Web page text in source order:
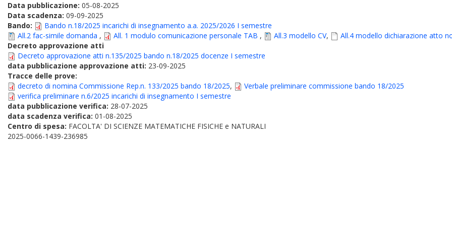
Data pubblicazione: 05-08-2025
Data scadenza: 09-09-2025
Bando:
Bando n.18/2025 incarichi di insegnamento a.a. 2025/2026 I semestre
All.2 fac-simile domanda , All. 1 modulo comunicazione personale TAB , All.3 modello CV,
All.4 modello dichiarazione atto
Decreto approvazione atti
Decreto approvazione atti n.135/2025 bando n.18/2025 docenze I semestre
data pubblicazione approvazione atti: 23-09-2025
Tracce delle prove:
decreto di nomina Commissione Rep.n. 133/2025 bando 18/2025,
Verbale preliminare commissione bando 18/2025
verifica preliminare n.6/2025 incarichi di insegnamento I semestre
data pubblicazione verifica: 28-07-2025
data scadenza verifica: 01-08-2025
Centro di spesa: FACOLTA' DI SCIENZE MATEMATICHE FISICHE e NATURALI
2025-0066-1439-236985